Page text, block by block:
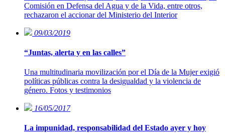
Comisión en Defensa del Agua y de la Vida, entre otros,
rechazaron el accionar del Ministerio del Interior
09/03/2019
“Juntas, alerta y en las calles”
Una multitudinaria movilización por el Día de la Mujer exigió
políticas públicas contra la desigualdad y la violencia de
género. Fotos y testimonios
16/05/2017
La impunidad, responsabilidad del Estado ayer y hoy